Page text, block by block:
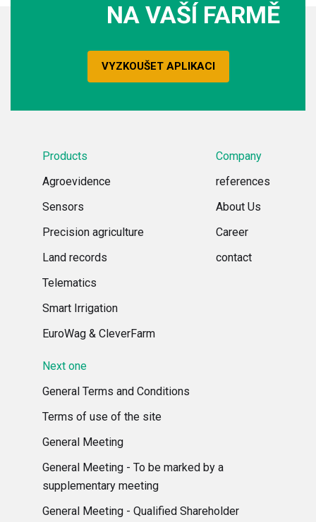
NA VAŠÍ FARMĚ
VYZKOUŠET APLIKACI
Products
Agroevidence
Sensors
Precision agriculture
Land records
Telematics
Smart Irrigation
EuroWag & CleverFarm
Company
references
About Us
Career
contact
Next one
General Terms and Conditions
Terms of use of the site
General Meeting
General Meeting - To be marked by a
supplementary meeting
General Meeting - Qualified Shareholder